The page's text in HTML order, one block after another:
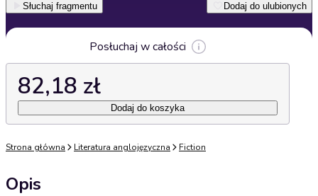
Słuchaj fragmentu Dodaj do ulubionych
Posłuchaj w całości
82,18 zł
Dodaj do koszyka
Strona główna Literatura anglojęzyczna Fiction
Opis